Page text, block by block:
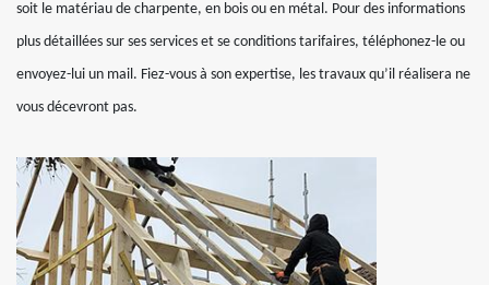
soit le matériau de charpente, en bois ou en métal. Pour des informations
plus détaillées sur ses services et se conditions tarifaires, téléphonez-le ou
envoyez-lui un mail. Fiez-vous à son expertise, les travaux qu’il réalisera ne
vous décevront pas.